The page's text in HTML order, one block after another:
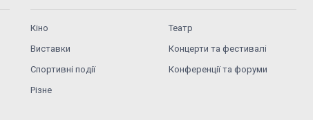
Кіно
Театр
Виставки
Концерти та фестивалі
Спортивні події
Конференції та форуми
Різне